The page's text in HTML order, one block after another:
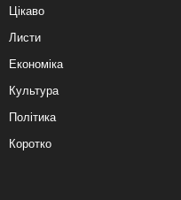
Цікаво
Листи
Економіка
Культура
Політика
Коротко